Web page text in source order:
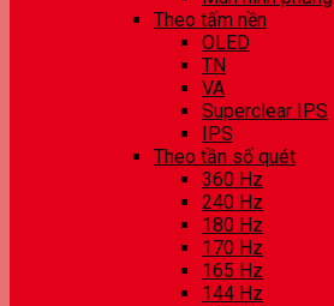
Theo tấm nền
OLED
TN
VA
Superclear IPS
IPS
Theo tần số quét
360 Hz
240 Hz
180 Hz
170 Hz
165 Hz
144 Hz